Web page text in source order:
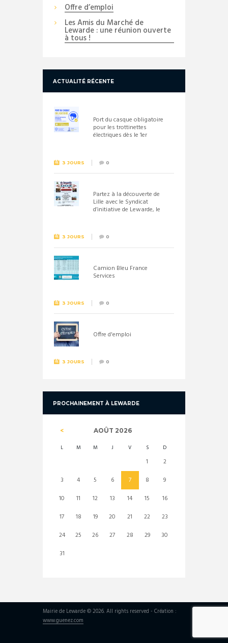
Offre d’emploi
Les Amis du Marché de
Lewarde : une réunion ouverte
à tous !
ACTUALITÉ RÉCENTE
Port du casque obligatoire
pour les trottinettes
électriques dès le 1er
3 JOURS 0
Partez à la découverte de
Lille avec le Syndicat
d’initiative de Lewarde, le
3 JOURS 0
Camion Bleu France
Services
3 JOURS 0
Offre d'emploi
3 JOURS 0
PROCHAINEMENT À LEWARDE
AOÛT 2026
L M M J V S D
1
2
3
4 5 6 7 8
9
10
11 12 13 14 15
16
17
18 19 20 21 22
23
24
25 26 27 28 29
30
31
Mairie de Lewarde © 2026. All rights reserved - Création :
www.guenez.com